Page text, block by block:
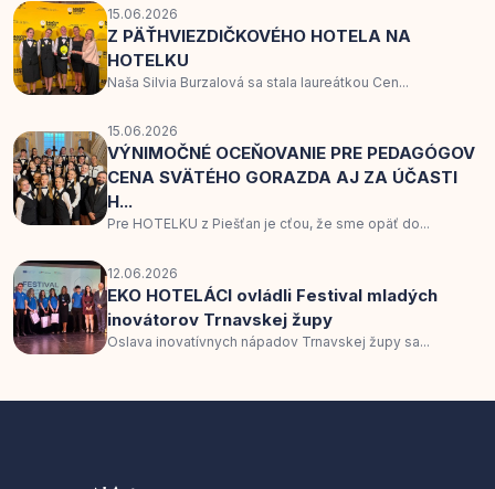
15.06.2026
Z PÄŤHVIEZDIČKOVÉHO HOTELA NA
HOTELKU
Naša Silvia Burzalová sa stala laureátkou Cen...
15.06.2026
VÝNIMOČNÉ OCEŇOVANIE PRE PEDAGÓGOV
CENA SVÄTÉHO GORAZDA AJ ZA ÚČASTI
H...
Pre HOTELKU z Piešťan je cťou, že sme opäť do...
12.06.2026
EKO HOTELÁCI ovládli Festival mladých
inovátorov Trnavskej župy
Oslava inovatívnych nápadov Trnavskej župy sa...